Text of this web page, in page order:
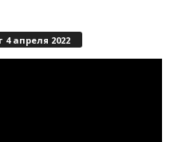
апреля 2022